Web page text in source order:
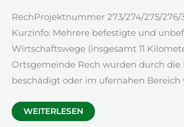
RechProjektnummer 273/274/275/276/
Kurzinfo: Mehrere befestigte und
Wirtschaftswege (insgesamt 11
Ortsgemeinde Rech wurden durch die
beschädigt oder im ufernahen Bereich
WIRTSCHAFTSWEGE
WEITERLESEN